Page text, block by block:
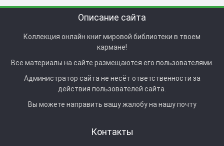
Описание сайта
Коллекция онлайн книг мировой библиотеки в твоем
кармане!
Все материалы на сайте размещаются его пользователями.
Администратор сайта не несёт ответственности за
действия пользователей сайта.
Вы можете направить вашу жалобу на нашу почту
Контакты